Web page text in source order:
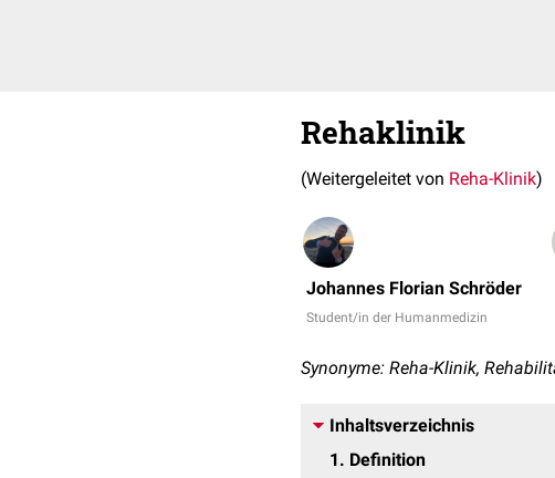
Rehaklinik
(Weitergeleitet von Reha-Klinik)
Johannes Florian Schröder
Student/in der Humanmedizin
Synonyme: Reha-Klinik,
Inhaltsverzeichnis
1
Definition